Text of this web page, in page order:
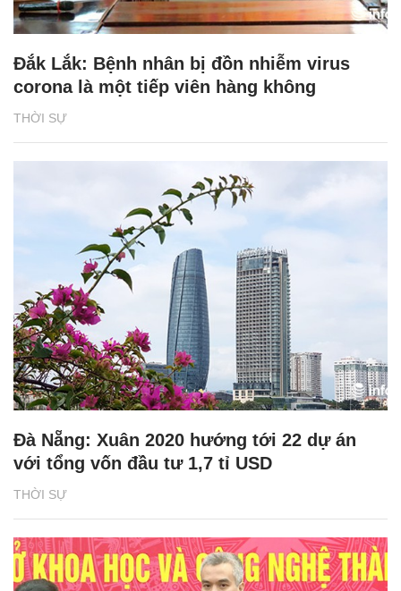
THỜI SỰ
Đắk Lắk: Bệnh nhân bị đồn nhiễm virus
corona là một tiếp viên hàng không
THỜI SỰ
Đà Nẵng: Xuân 2020 hướng tới 22 dự án
với tổng vốn đầu tư 1,7 tỉ USD